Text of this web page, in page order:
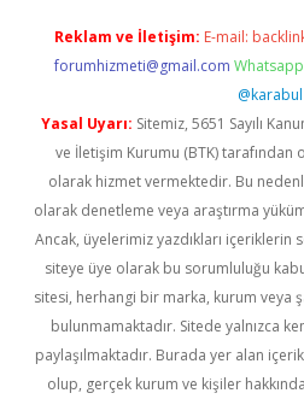
Reklam ve İletişim: E-mail:
forumhizmeti@gmail.com
@karabul
Yasal Uyarı: Sitemiz, 5651 Sayılı
ve İletişim Kurumu (BTK) tarafından
olarak hizmet vermektedir. Bu
olarak denetleme veya araştırma
Ancak, üyelerimiz yazdıkları içeriklerin
siteye üye olarak bu sorumluluğu
sitesi, herhangi bir marka, kurum veya
bulunmamaktadır. Sitede yalnızca
paylaşılmaktadır. Burada yer alan
olup, gerçek kurum ve kişiler